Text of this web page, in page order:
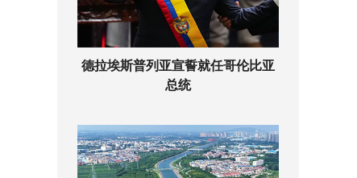
德拉埃斯普列亚宣誓就任哥伦比亚
总统